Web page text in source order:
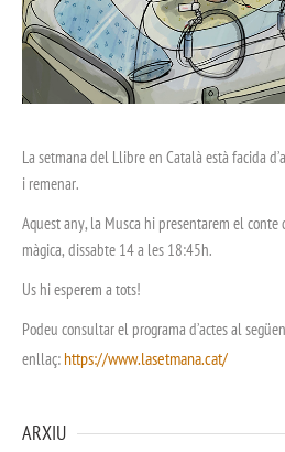
La setmana del Llibre en Català està facida
i remenar.
Aquest any, la Musca hi presentarem el conte
màgica, dissabte 14 a les 18:45h.
Us hi esperem a tots!
Podeu consultar el programa d’actes al
enllaç: https://www.lasetmana.cat/
ARXIU